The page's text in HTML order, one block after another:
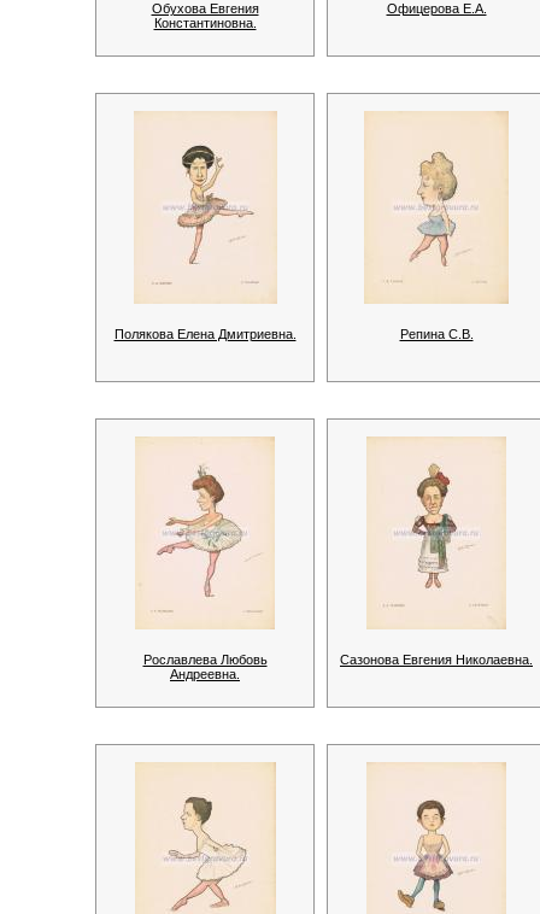
Обухова Евгения
Константиновна.
Офицерова Е.А.
Полякова Елена Дмитриевна. Репина С.В.
Рославлева Любовь
Андреевна.
Сазонова Евгения Николаевна.